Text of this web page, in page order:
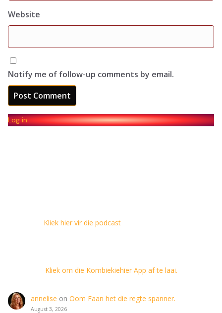
Website
Notify me of follow-up comments by email.
Log in
Kliek hier vir die podcast
Kliek om die Kombiekiehier App af te laai.
annelise on Oom Faan het die regte spanner.
August 3, 2026